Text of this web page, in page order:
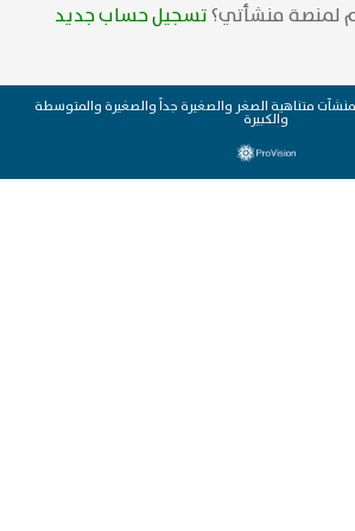
لمنصة منشأتي؟تسجيل حساب جديد
المنشآت متناهية الصغر والصغيرة جداً والصغيرة والمتوسطة
والكبيرة